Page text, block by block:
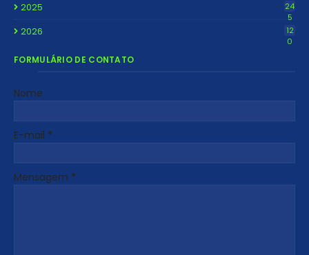
2025
24
5
2026
12
0
FORMULÁRIO DE CONTATO
Nome
E-mail *
Mensagem *